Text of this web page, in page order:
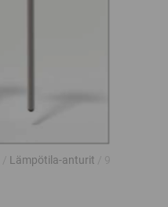
Lämpötila-anturit